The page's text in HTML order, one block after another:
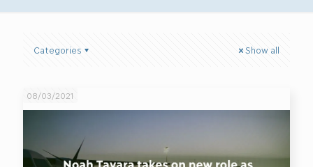
Categories Show all
08/03/2021